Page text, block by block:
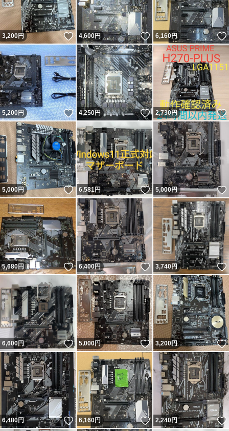
3,200円 いいね！
4,600円 いいね！
6,160円
5,200円 いいね！
4,250円 いいね！
2,730円
5,000円 いいね！
6,581円 いいね！
5,000円
5,680円 いいね！
6,400円 いいね！
3,740円
6,600円 いいね！
5,000円 いいね！
3,200円
6,480円 いいね！
6,160円 いいね！
2,240円